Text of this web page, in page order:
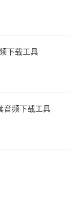
下载工具
音频下载工具